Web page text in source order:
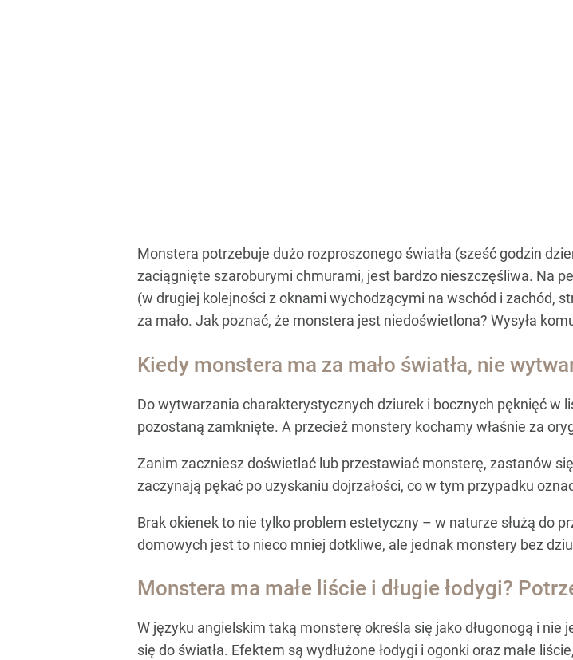
Monstera potrzebuje dużo rozproszonego światła (sześć godzin
zaciągnięte szaroburymi chmurami, jest bardzo nieszczęśliwa. Na
(w drugiej kolejności z oknami wychodzącymi na wschód i zachód,
za mało. Jak poznać, że monstera jest niedoświetlona? Wysyła
Kiedy monstera ma za mało światła, nie
Do wytwarzania charakterystycznych dziurek i bocznych pęknięć w
pozostaną zamknięte. A przecież monstery kochamy właśnie za
Zanim zaczniesz doświetlać lub przestawiać monsterę, zastanów
zaczynają pękać po uzyskaniu dojrzałości, co w tym przypadku
Brak okienek to nie tylko problem estetyczny – w naturze służą do
domowych jest to nieco mniej dotkliwe, ale jednak monstery bez
Monstera ma małe liście i długie łodygi?
W języku angielskim taką monsterę określa się jako długonogą i
się do światła. Efektem są wydłużone łodygi i ogonki oraz małe